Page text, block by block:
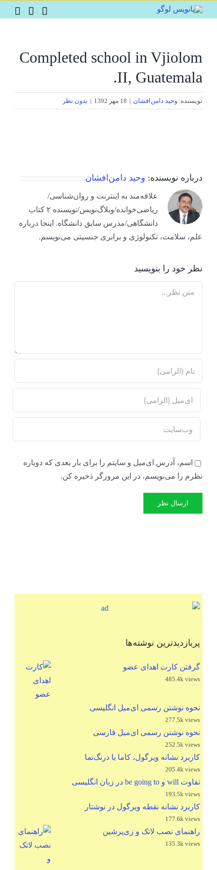
to
Completed school in Vjiolom
II, Guatemala.
نویسنده: وحید دامن‌افشان | 18 مهر 1392 | بدون نظر
درباره نویسنده: وحید دامن‌افشان
علاقه‌مند به اینترنت و روان‌شناسی/
ریاضی‌خوانده/وبلاگ‌نویس/نویسنده ۲ کتاب
دانشگاهی/مدرس سابق دانشگاه. اینجا درباره
علم، سلامت، تکنولوژی و برابری جنسیتی می‌نویسم.
نظر خود را بنویسید
Comment
اسم، آدرس ای‌میل و سایتم را برای بار بعدی که دوباره
نظرم را می‌نویسم، در این مرورگر ذخیره کن.
پربازدیدترین نوشته‌ها
گرفتن کارت اهدای عضو
485.4k views
نحوه نوشتن رسمی ای‌میل انگلیسی
277.5k views
نحوه نوشتن رسمی ای‌میل فارسی
252.5k views
کاربرد نشانه ویرگول، کاما یا درنگ‌نما
205.4k views
تفاوت will و be going to در زبان انگلیسی
193.5k views
کاربرد نشانه نقطه ویرگول در نوشتار
177.6k views
راهنمای نصب لاتک و زی‌پرشین
135.3k views